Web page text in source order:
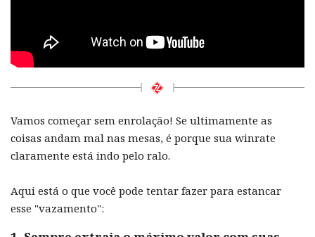
Vamos começar sem enrolação! Se ultimamente as
coisas andam mal nas mesas, é porque sua winrate
claramente está indo pelo ralo.
Aqui está o que você pode tentar fazer para estancar
esse "vazamento":